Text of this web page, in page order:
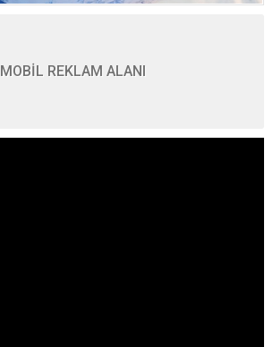
MOBİL REKLAM ALANI